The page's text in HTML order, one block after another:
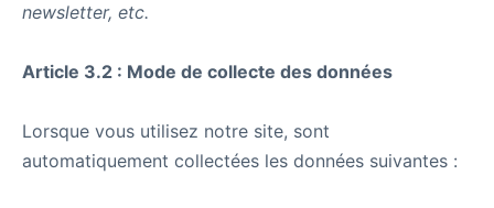
newsletter, etc.
Article 3.2 : Mode de collecte des données
Lorsque vous utilisez notre site, sont
automatiquement collectées les données suivantes :